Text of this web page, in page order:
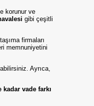
korunur ve
gibi çeşitli
firmaları
memnuniyetini
Ayrıca,
kadar vade farkı